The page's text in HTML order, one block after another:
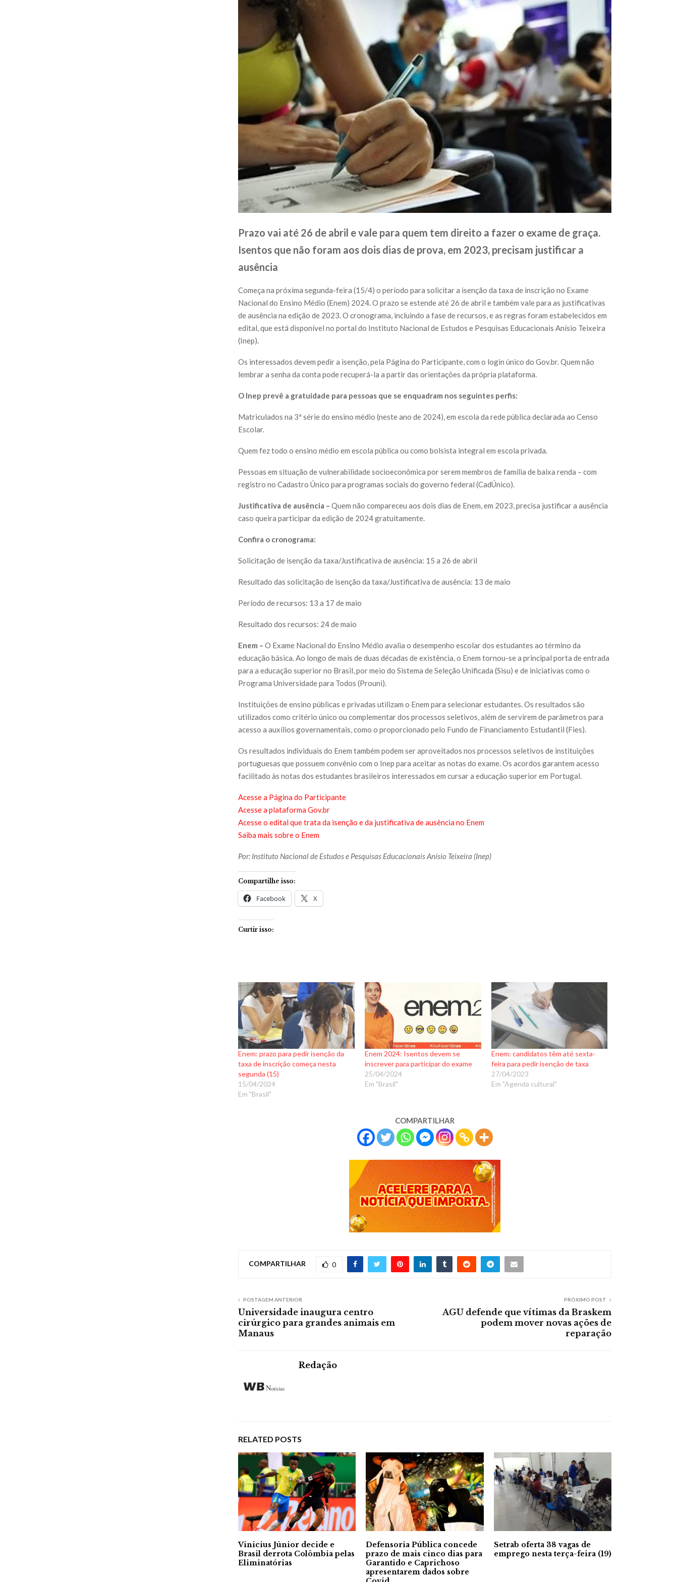
Prazo vai até 26 de abril e vale para quem tem direito a fazer o exame de graça.
Isentos que não foram aos dois dias de prova, em 2023, precisam justificar a
ausência
Começa na próxima segunda-feira (15/4) o período para solicitar a isenção da taxa de inscrição no Exame
Nacional do Ensino Médio (Enem) 2024. O prazo se estende até 26 de abril e também vale para as justificativas
de ausência na edição de 2023. O cronograma, incluindo a fase de recursos, e as regras foram estabelecidos em
edital, que está disponível no portal do Instituto Nacional de Estudos e Pesquisas Educacionais Anísio Teixeira
(Inep).
Os interessados devem pedir a isenção, pela Página do Participante, com o login único do Gov.br. Quem não
lembrar a senha da conta pode recuperá-la a partir das orientações da própria plataforma.
O Inep prevê a gratuidade para pessoas que se enquadram nos seguintes perfis:
Matriculados na 3ª série do ensino médio (neste ano de 2024), em escola da rede pública declarada ao Censo
Escolar.
Quem fez todo o ensino médio em escola pública ou como bolsista integral em escola privada.
Pessoas em situação de vulnerabilidade socioeconômica por serem membros de família de baixa renda – com
registro no Cadastro Único para programas sociais do governo federal (CadÚnico).
Justificativa de ausência – Quem não compareceu aos dois dias de Enem, em 2023, precisa justificar a ausência
caso queira participar da edição de 2024 gratuitamente.
Confira o cronograma:
Solicitação de isenção da taxa/Justificativa de ausência: 15 a 26 de abril
Resultado das solicitação de isenção da taxa/Justificativa de ausência: 13 de maio
Período de recursos: 13 a 17 de maio
Resultado dos recursos: 24 de maio
Enem – O Exame Nacional do Ensino Médio avalia o desempenho escolar dos estudantes ao término da
educação básica. Ao longo de mais de duas décadas de existência, o Enem tornou-se a principal porta de entrada
para a educação superior no Brasil, por meio do Sistema de Seleção Unificada (Sisu) e de iniciativas como o
Programa Universidade para Todos (Prouni).
Instituições de ensino públicas e privadas utilizam o Enem para selecionar estudantes. Os resultados são
utilizados como critério único ou complementar dos processos seletivos, além de servirem de parâmetros para
acesso a auxílios governamentais, como o proporcionado pelo Fundo de Financiamento Estudantil (Fies).
Os resultados individuais do Enem também podem ser aproveitados nos processos seletivos de instituições
portuguesas que possuem convênio com o Inep para aceitar as notas do exame. Os acordos garantem acesso
facilitado às notas dos estudantes brasileiros interessados em cursar a educação superior em Portugal.
Acesse a Página do Participante
Acesse a plataforma Gov.br
Acesse o edital que trata da isenção e da justificativa de ausência no Enem
Saiba mais sobre o Enem
Por: Instituto Nacional de Estudos e Pesquisas Educacionais Anísio Teixeira (Inep)
Compartilhe isso:
Facebook X
Curtir isso:
Enem: prazo para pedir isenção da
taxa de inscrição começa nesta
segunda (15)
15/04/2024
Em "Brasil"
Enem 2024: Isentos devem se
inscrever para participar do exame
25/04/2024
Em "Brasil"
Enem: candidatos têm até sexta-
feira para pedir isenção de taxa
27/04/2023
Em "Agenda cultural"
COMPARTILHAR
COMPARTILHAR 0
POSTAGEM ANTERIOR
Universidade inaugura centro
cirúrgico para grandes animais em
Manaus
PRÓXIMO POST
AGU defende que vítimas da Braskem
podem mover novas ações de
reparação
Redação
RELATED POSTS
Vinicius Júnior decide e
Brasil derrota Colômbia pelas
Eliminatórias
Defensoria Pública concede
prazo de mais cinco dias para
Garantido e Caprichoso
apresentarem dados sobre
Setrab oferta 38 vagas de
emprego nesta terça-feira (19)